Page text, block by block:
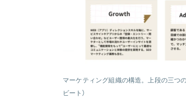
マーケティング組織の構造。上段の三つ
ビート）